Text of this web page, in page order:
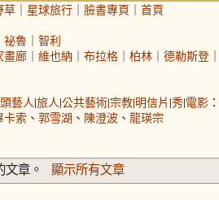
草 ｜ 星球旅行 ｜ 臉書專頁 ｜ 首頁
祕魯 ｜ 智利
畫廊 ｜ 維也納 ｜ 布拉格 ｜ 柏林 ｜ 德勒斯登 ｜
藝人|旅人|公共藝術|宗教|明信片 |秀|電影 ：
卡索 、 郭雪湖 、 陳澄波 、 龍瑛宗
章。 顯示所有文章